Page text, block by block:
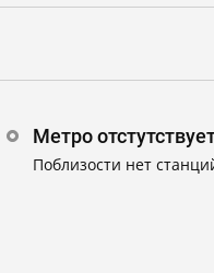
Метро
Поблизости нет